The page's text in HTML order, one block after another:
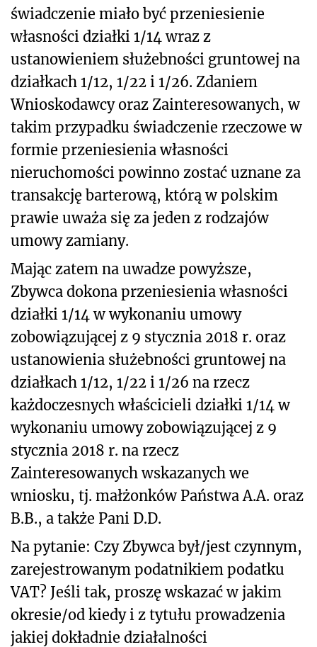
świadczenie miało być przeniesienie
własności działki 1/14 wraz z
ustanowieniem służebności gruntowej na
działkach 1/12, 1/22 i 1/26. Zdaniem
Wnioskodawcy oraz Zainteresowanych, w
takim przypadku świadczenie rzeczowe w
formie przeniesienia własności
nieruchomości powinno zostać uznane za
transakcję barterową, którą w polskim
prawie uważa się za jeden z rodzajów
umowy zamiany.
Mając zatem na uwadze powyższe,
Zbywca dokona przeniesienia własności
działki 1/14 w wykonaniu umowy
zobowiązującej z 9 stycznia 2018 r. oraz
ustanowienia służebności gruntowej na
działkach 1/12, 1/22 i 1/26 na rzecz
każdoczesnych właścicieli działki 1/14 w
wykonaniu umowy zobowiązującej z 9
stycznia 2018 r. na rzecz
Zainteresowanych wskazanych we
wniosku, tj. małżonków Państwa A.A. oraz
B.B., a także Pani D.D.
Na pytanie: Czy Zbywca był/jest czynnym,
zarejestrowanym podatnikiem podatku
VAT? Jeśli tak, proszę wskazać w jakim
okresie/od kiedy i z tytułu prowadzenia
jakiej dokładnie działalności